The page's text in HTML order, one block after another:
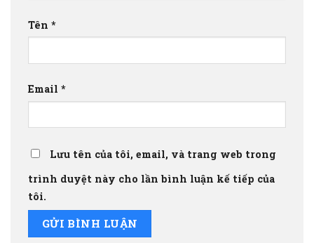
Tên *
Email *
Lưu tên của tôi, email, và trang web trong
trình duyệt này cho lần bình luận kế tiếp của
tôi.